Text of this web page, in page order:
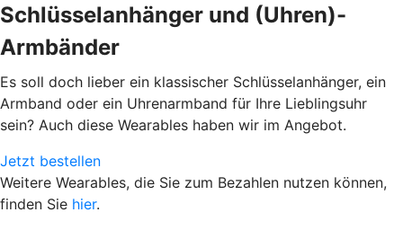
Schlüsselanhänger und (Uhren)-
Armbänder
Es soll doch lieber ein klassischer Schlüsselanhänger, ein
Armband oder ein Uhrenarmband für Ihre Lieblingsuhr
sein? Auch diese Wearables haben wir im Angebot.
Jetzt bestellen
Weitere Wearables, die Sie zum Bezahlen nutzen können,
finden Sie hier.